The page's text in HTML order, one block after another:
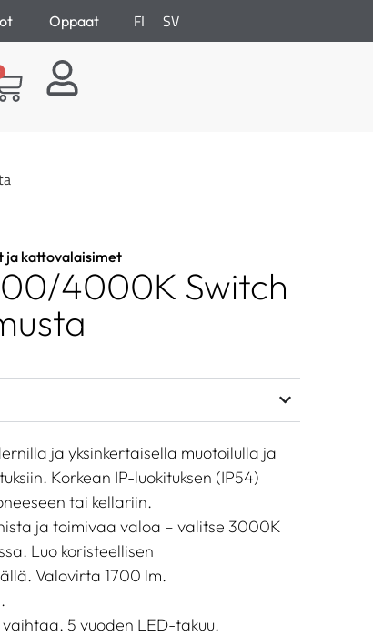
Oppaat FI SV
ja kattovalaisimet
4000K Switch
ja yksinkertaisella muotoilulla ja
Korkean IP-luokituksen (IP54)
tai kellariin.
ja toimivaa valoa – valitse 3000K
Luo koristeellisen
Valovirta 1700 lm.
5 vuoden LED-takuu.